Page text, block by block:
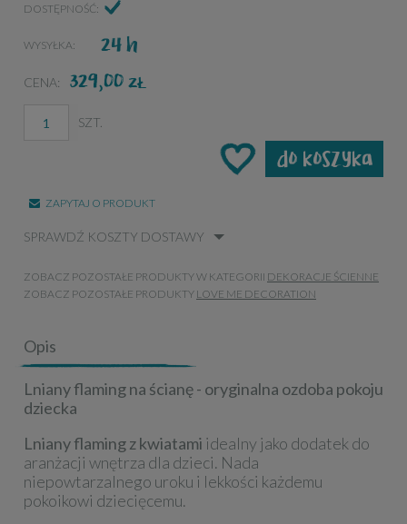
DOSTĘPNOŚĆ:
WYSYŁKA: 24 h
CENA: 329,00 ZŁ
SZT.
do koszyka
ZAPYTAJ O PRODUKT
SPRAWDŹ KOSZTY DOSTAWY
ZOBACZ POZOSTAŁE PRODUKTY W KATEGORII DEKORACJE ŚCIENNE
ZOBACZ POZOSTAŁE PRODUKTY LOVE ME DECORATION
Opis
Lniany flaming na ścianę - oryginalna ozdoba pokoju
dziecka
Lniany flaming z kwiatami idealny jako dodatek do
aranżacji wnętrza dla dzieci. Nada
niepowtarzalnego uroku i lekkości każdemu
pokoikowi dziecięcemu.